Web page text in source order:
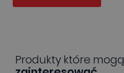
Produkty które mogą